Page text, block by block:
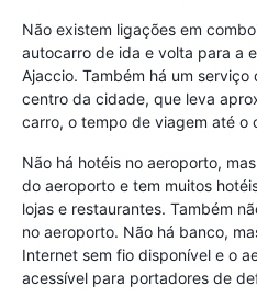
Não existem ligações em
autocarro de ida e volta para a
Ajaccio. Também há um
centro da cidade, que leva
carro, o tempo de viagem até o
Não há hotéis no aeroporto,
do aeroporto e tem muitos
lojas e restaurantes. Também
no aeroporto. Não há banco,
Internet sem fio disponível e o
acessível para portadores de